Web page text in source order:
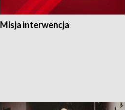
Misja interwencja